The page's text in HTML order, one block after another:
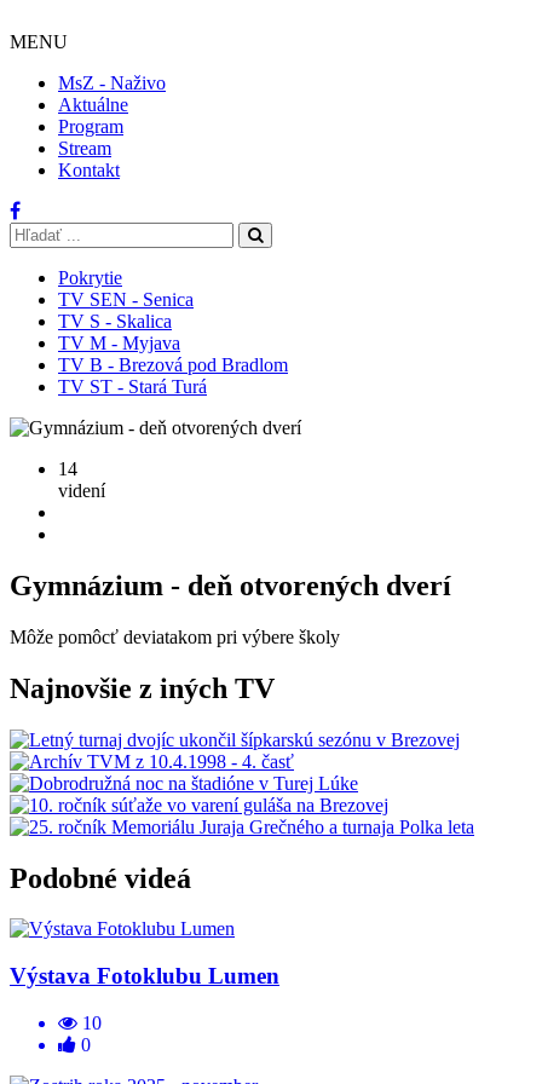
MENU
MsZ - Naživo
Aktuálne
Program
Stream
Kontakt
Pokrytie
TV SEN - Senica
TV S - Skalica
TV M - Myjava
TV B - Brezová pod Bradlom
TV ST - Stará Turá
14
videní
Gymnázium - deň otvorených dverí
Môže pomôcť deviatakom pri výbere školy
Najnovšie z iných TV
Podobné videá
Výstava Fotoklubu Lumen
10
0